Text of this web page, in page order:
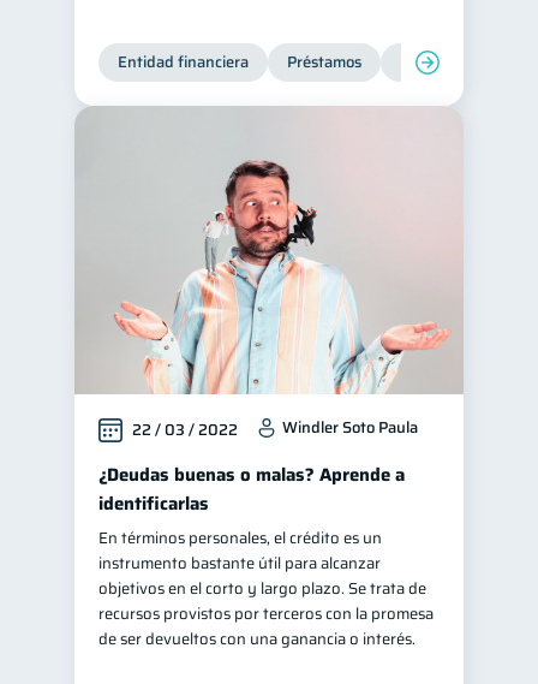
Entidad financiera Préstamos Productos
22 / 03 / 2022 Windler Soto Paula
¿Deudas buenas o malas? Aprende a
identificarlas
En términos personales, el crédito es un
instrumento bastante útil para alcanzar
objetivos en el corto y largo plazo. Se trata de
recursos provistos por terceros con la promesa
de ser devueltos con una ganancia o interés.